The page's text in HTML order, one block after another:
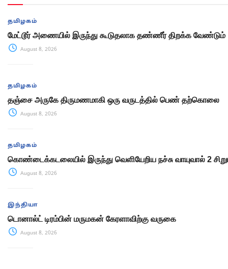
தமிழகம்
மேட்டூர் அணையில் இருந்து கூடுதலாக தண்ணீர் திறக்க வேண்டும்
August 8, 2026
தமிழகம்
தஞ்சை அருகே திருமணமாகி ஒரு வருடத்தில் பெண் தற்கொலை
August 8, 2026
தமிழகம்
கொண்டைக்கடலையில் இருந்து வெளியேறிய நச்சு வாயுவால் 2
August 8, 2026
இந்தியா
டொனால்ட் டிரம்பின் மருமகன் கேரளாவிற்கு வருகை
August 8, 2026